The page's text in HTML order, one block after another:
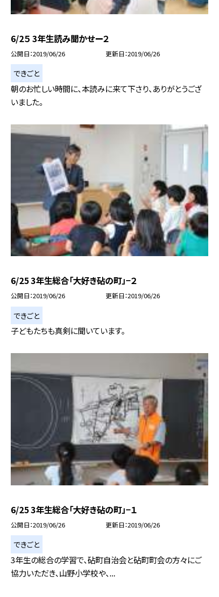
6/2５ 3年生読み聞かせー２
公開日 2019/06/26 更新日 2019/06/26
できごと
朝のお忙しい時間に、本読みに来て下さり、ありがとうござ
いました。
6/25 3年生総合「大好き砧の町」−２
公開日 2019/06/26 更新日 2019/06/26
できごと
子どもたちも真剣に聞いています。
6/25 3年生総合「大好き砧の町」−１
公開日 2019/06/26 更新日 2019/06/26
できごと
3年生の総合の学習で、砧町自治会と砧町町会の方々にご
協力いただき、山野小学校や、...